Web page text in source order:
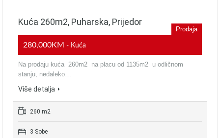
Kuća 260m2, Puharska, Prijedor
Prodaja
280,000KM - Kuća
Na prodaju kuća 260m2 na placu od 1135m2 u odličnom
stanju, nedaleko…
Više detalja
260 m2
3 Sobe